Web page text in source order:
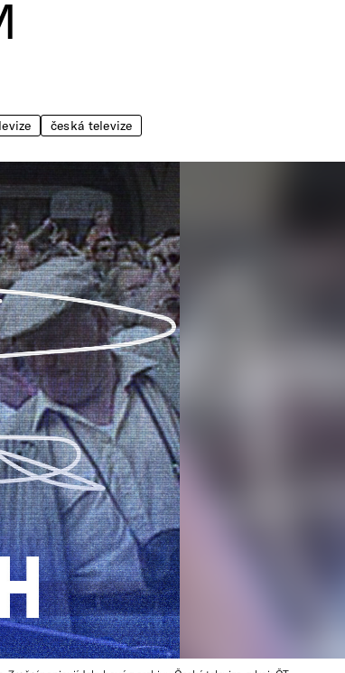
česká televize